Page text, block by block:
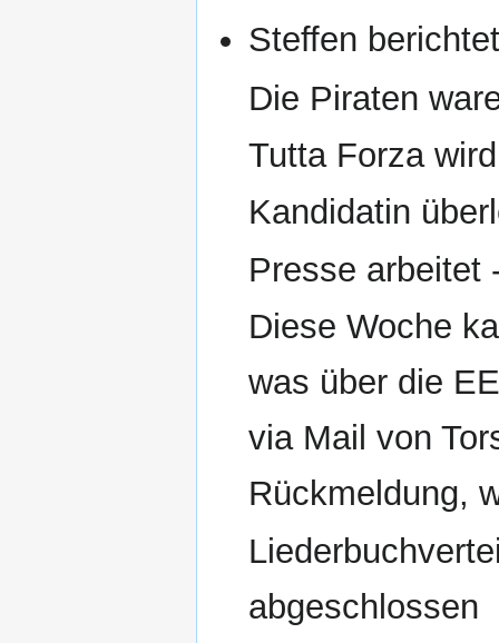
Steffen
Die Piraten
Tutta Forza
Kandidatin
Presse arbeitet
Diese Woche
was über die
via Mail von
Rückmeldung,
abgeschlossen